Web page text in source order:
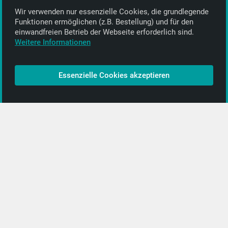
Alle Informationen
Kontakt
CD-Anbieter werden
CD-Anbieter-Login
Wir verwenden nur essenzielle Cookies, die grund­legende
Funktionen ermöglichen (z.B. Bestellung) und für den
einwand­freien Betrieb der Webseite erforderlich sind.
Weitere Informationen
Essenzielle Cookies akzeptieren